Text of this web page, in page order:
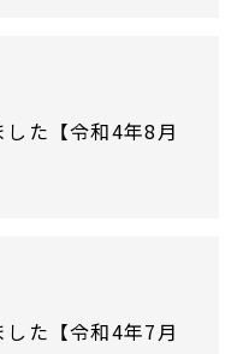
た【令和4年8月
た【令和4年7月